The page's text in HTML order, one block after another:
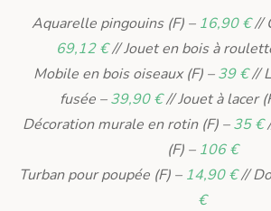
Aquarelle pingouins (F) – 16,90 €//
69,12 €// Jouet en bois à
Mobile en bois oiseaux (F) –39 €//
fusée –39,90 €// Jouet à lacer
Décoration murale en rotin (F) –35 €
(F) – 106 €
Turban pour poupée (F) – 14,90 €//
€